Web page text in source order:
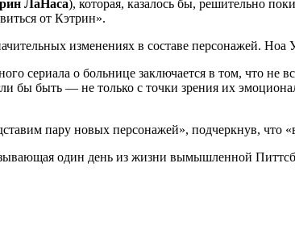
ЛаНаса), которая, казалось бы, решительно
от Кэтрин».
изменениях в составе персонажей.
сериала о больнице заключается в том, что не
бы быть — не только с точки зрения их
пару новых персонажей», подчеркнув,
один день из жизни вымышленной